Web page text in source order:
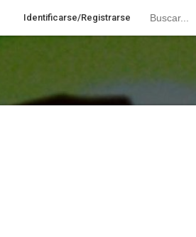
Identificarse/Registrarse